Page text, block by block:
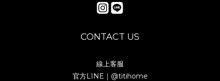
CONTACT US
線上客服
官方LINE｜ @titihome